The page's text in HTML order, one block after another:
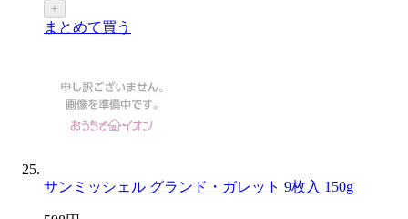
+
まとめて買う
サンミッシェル グランド・ガレット 9枚入 150g